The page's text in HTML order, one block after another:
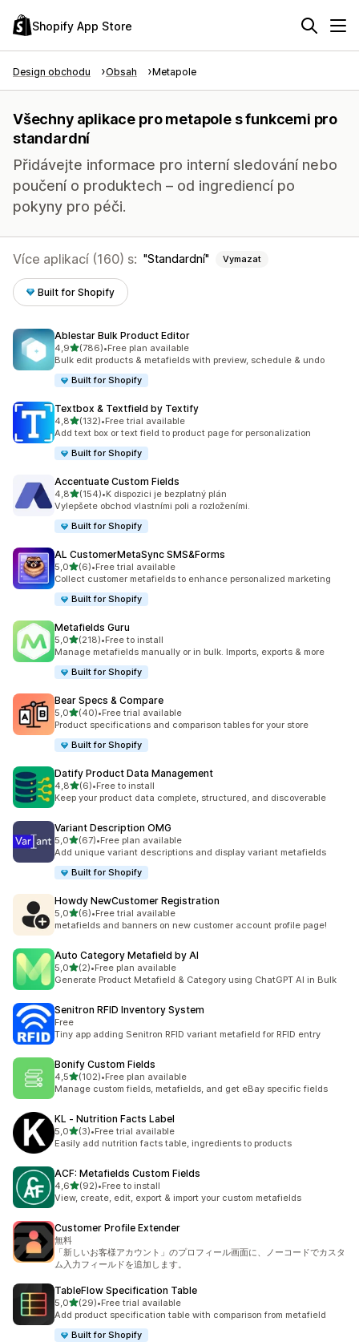
Shopify App Store
Design obchodu Obsah Metapole
Všechny aplikace pro metapole s funkcemi pro
standardní
Přidávejte informace pro interní sledování nebo
poučení o produktech – od ingrediencí po
pokyny pro péči.
Více aplikací (160) s: Standardní Vymazat
Built for Shopify
Ablestar Bulk Product Editor
4,9z 5 hvězd
(786)
Celkový počet recenzí: 786
•Free plan available
Bulk edit products & metafields with preview, schedule & undo
Built for Shopify
Textbox & Textfield by Textify
4,8z 5 hvězd
(132)
Celkový počet recenzí: 132
•Free trial available
Add text box or text field to product page for personalization
Built for Shopify
Accentuate Custom Fields
4,8z 5 hvězd
(154)
Celkový počet recenzí: 154
•K dispozici je bezplatný plán
Vylepšete obchod vlastními poli a rozloženími.
Built for Shopify
AL CustomerMetaSync SMS&Forms
5,0z 5 hvězd
(6)
Celkový počet recenzí: 6
•Free trial available
Collect customer metafields to enhance personalized marketing
Built for Shopify
Metafields Guru
5,0z 5 hvězd
(218)
Celkový počet recenzí: 218
•Free to install
Manage metafields manually or in bulk. Imports, exports & more
Built for Shopify
Bear Specs & Compare
5,0z 5 hvězd
(40)
Celkový počet recenzí: 40
•Free trial available
Product specifications and comparison tables for your store
Built for Shopify
Datify Product Data Management
4,8z 5 hvězd
(6)
Celkový počet recenzí: 6
•Free to install
Keep your product data complete, structured, and discoverable
Variant Description OMG
5,0z 5 hvězd
(67)
Celkový počet recenzí: 67
•Free plan available
Add unique variant descriptions and display variant metafields
Built for Shopify
Howdy NewCustomer Registration
5,0z 5 hvězd
(6)
Celkový počet recenzí: 6
•Free trial available
metafields and banners on new customer account profile page!
Auto Category Metafield by AI
5,0z 5 hvězd
(2)
Celkový počet recenzí: 2
•Free plan available
Generate Product Metafield & Category using ChatGPT AI in Bulk
Senitron RFID Inventory System
Free
Tiny app adding Senitron RFID variant metafield for RFID entry
Bonify Custom Fields
4,5z 5 hvězd
(102)
Celkový počet recenzí: 102
•Free plan available
Manage custom fields, metafields, and get eBay specific fields
KL ‑ Nutrition Facts Label
5,0z 5 hvězd
(3)
Celkový počet recenzí: 3
•Free trial available
Easily add nutrition facts table, ingredients to products
ACF: Metafields Custom Fields
4,6z 5 hvězd
(92)
Celkový počet recenzí: 92
•Free to install
View, create, edit, export & import your custom metafields
Customer Profile Extender
無料
「新しいお客様アカウント」のプロフィール画面に、ノーコードでカスタ
ム入力フィールドを追加します。
TableFlow Specification Table
5,0z 5 hvězd
(29)
Celkový počet recenzí: 29
•Free trial available
Add product specification table with comparison from metafield
Built for Shopify